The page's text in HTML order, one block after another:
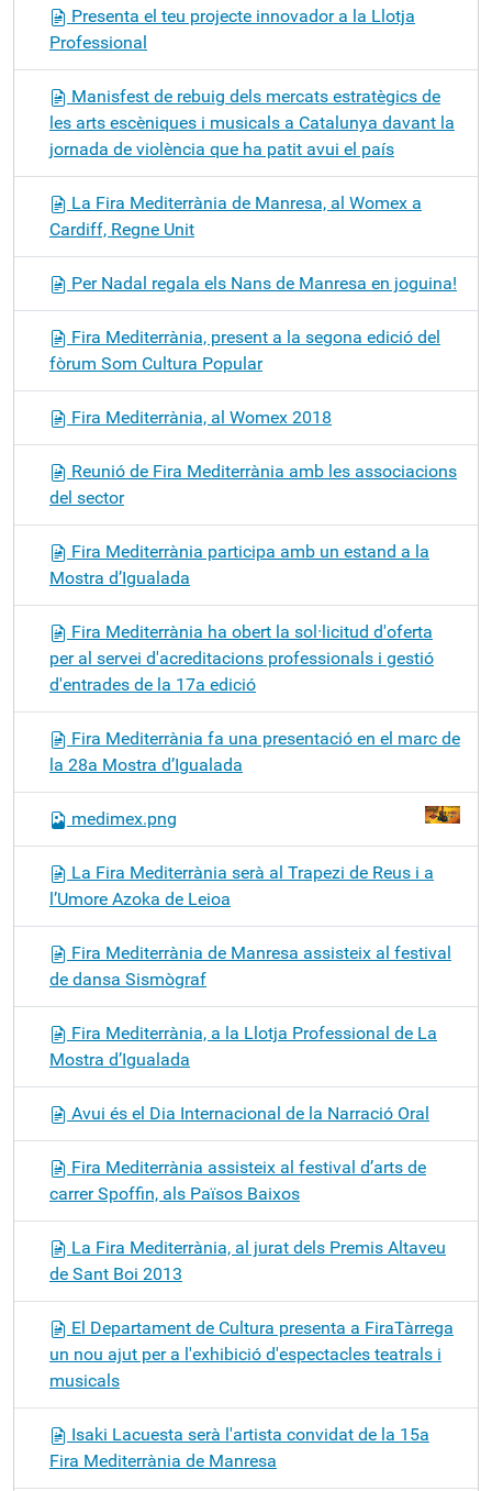
Presenta el teu projecte innovador a la Llotja
Professional
Manisfest de rebuig dels mercats estratègics de
les arts escèniques i musicals a Catalunya davant la
jornada de violència que ha patit avui el país
La Fira Mediterrània de Manresa, al Womex a
Cardiff, Regne Unit
Per Nadal regala els Nans de Manresa en joguina!
Fira Mediterrània, present a la segona edició del
fòrum Som Cultura Popular
Fira Mediterrània, al Womex 2018
Reunió de Fira Mediterrània amb les associacions
del sector
Fira Mediterrània participa amb un estand a la
Mostra d’Igualada
Fira Mediterrània ha obert la sol·licitud d'oferta
per al servei d'acreditacions professionals i gestió
d'entrades de la 17a edició
Fira Mediterrània fa una presentació en el marc de
la 28a Mostra d’Igualada
medimex.png
La Fira Mediterrània serà al Trapezi de Reus i a
l’Umore Azoka de Leioa
Fira Mediterrània de Manresa assisteix al festival
de dansa Sismògraf
Fira Mediterrània, a la Llotja Professional de La
Mostra d’Igualada
Avui és el Dia Internacional de la Narració Oral
Fira Mediterrània assisteix al festival d’arts de
carrer Spoffin, als Països Baixos
La Fira Mediterrània, al jurat dels Premis Altaveu
de Sant Boi 2013
El Departament de Cultura presenta a FiraTàrrega
un nou ajut per a l'exhibició d'espectacles teatrals i
musicals
Isaki Lacuesta serà l'artista convidat de la 15a
Fira Mediterrània de Manresa